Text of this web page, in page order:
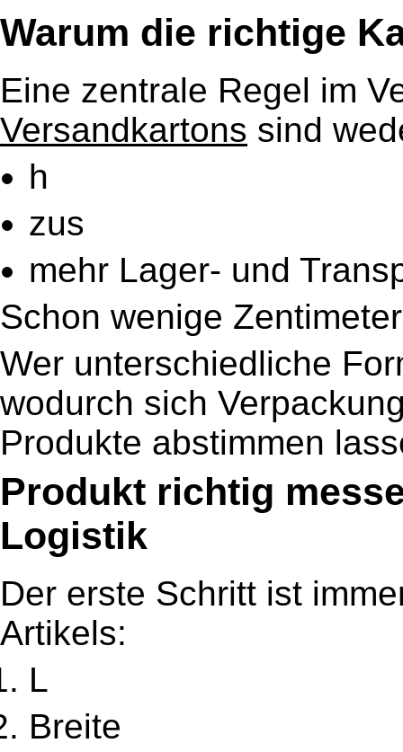
Warum die richtige
Eine zentrale Regel im
Versandkartons sind
h
zus
mehr Lager- und
Schon wenige
Wer unterschiedliche
wodurch sich
Produkte abstimmen
Produkt richtig
Logistik
Der erste Schritt ist
Artikels:
L
Breite